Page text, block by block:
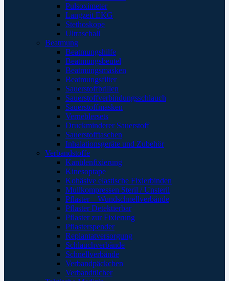
Pulsoximeter
Langzeit EKG
Stethoskope
Ultraschall
Beatmung
Beatmungshilfe
Beatmungsbeutel
Beatmungsmasken
Beatmungsfilter
Sauerstoffbrillen
Sauerstoffverbindungsschlauch
Sauerstoffmasken
Verneblersets
Druckminderer Sauerstoff
Sauerstofftaschen
Inhalationsgeräte und Zubehör
Verbandstoffe
Kanülenfixierung
Kinesoptape
Kohäsive elastische Fixierbinden
Mullkompressen Steril / Unsteril
Pflaster – Wundschnellverbände
Pflaster Detektierbar
Pflaster zur Fixierung
Pflasterspender
Replantatversorgung
Schlauchverbände
Schnellverbände
Verbandpäckchen
Verbandtücher